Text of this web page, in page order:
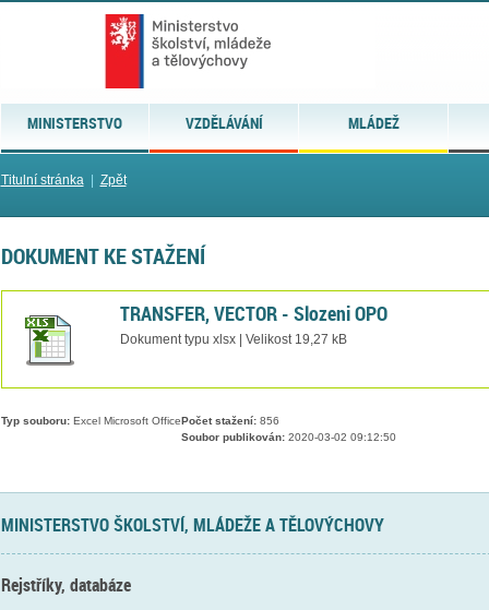
MINISTERSTVO VZDĚLÁVÁNÍ MLÁDEŽ
Titulní stránka| Zpět
DOKUMENT KE STAŽENÍ
TRANSFER, VECTOR - Slozeni OPO
Dokument typu xlsx | Velikost 19,27 kB
Typ souboru:Excel Microsoft Office Počet stažení:856
Soubor publikován:2020-03-02 09:12:50
MINISTERSTVO ŠKOLSTVÍ, MLÁDEŽE A TĚLOVÝCHOVY
Rejstříky, databáze